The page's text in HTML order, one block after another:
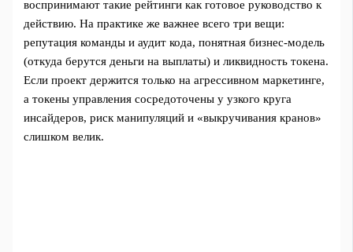
воспринимают такие рейтинги как готовое руководство к
действию. На практике же важнее всего три вещи:
репутация команды и аудит кода, понятная бизнес‑модель
(откуда берутся деньги на выплаты) и ликвидность токена.
Если проект держится только на агрессивном маркетинге,
а токены управления сосредоточены у узкого круга
инсайдеров, риск манипуляций и «выкручивания кранов»
слишком велик.